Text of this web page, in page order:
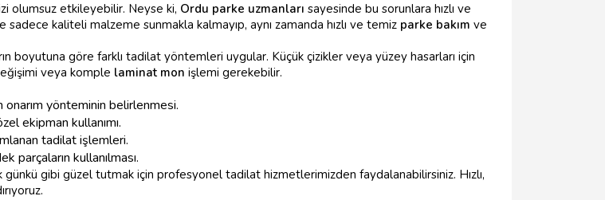
olumsuz etkileyebilir. Neyse ki, Ordu parke uzmanları sayesinde bu sorunlara hızlı ve
sadece kaliteli malzeme sunmakla kalmayıp, aynı zamanda hızlı ve temiz parke bakım ve
boyutuna göre farklı tadilat yöntemleri uygular. Küçük çizikler veya yüzey hasarları için
veya komple laminat mon işlemi gerekebilir.
yönteminin belirlenmesi.
ekipman kullanımı.
tadilat işlemleri.
parçaların kullanılması.
günkü gibi güzel tutmak için profesyonel tadilat hizmetlerimizden faydalanabilirsiniz. Hızlı,